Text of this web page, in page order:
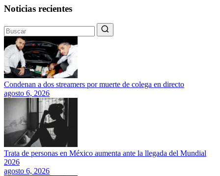
Noticias recientes
Condenan a dos streamers por muerte de colega en directo
agosto 6, 2026
Trata de personas en México aumenta ante la llegada del Mundial
2026
agosto 6, 2026